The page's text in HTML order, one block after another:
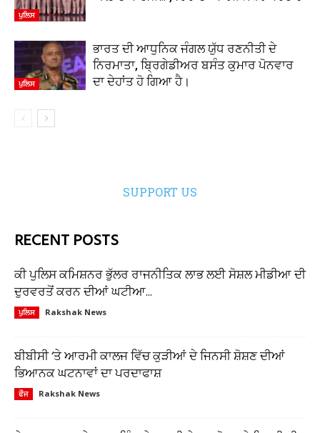
ਪੁਲਿਸ
ਪੁਲਿਸ
ਭਾਰਤ ਦੀ ਆਧੁਨਿਕ ਜੰਗਲ ਯੁੱਧ ਰਣਨੀਤੀ ਦੇ
ਨਿਰਮਾਤਾ, ਬ੍ਰਿਗੇਡੀਅਰ ਬਸੰਤ ਕੁਮਾਰ ਪੋਨਵਾਰ
ਦਾ ਦੇਹਾਂਤ ਹੋ ਗਿਆ ਹੈ।
SUPPORT US
RECENT POSTS
ਕੀ ਪੁਲਿਸ ਕਮਿਸ਼ਨਰ ਭੁੱਲਰ ਰਾਜਨੀਤਿਕ ਲਾਭ ਲਈ ਸੋਸ਼ਲ ਮੀਡੀਆ ਦੀ
ਦੁਰਵਰਤੋਂ ਕਰਨ ਦੀਆਂ ਘਟੀਆ...
ਪੁਲਿਸ Rakshak News
ਬੀਬੀਸੀ ‘ਤੇ ਆਰਮੀ ਕਾਲਜ ਵਿੱਚ ਕੁੜੀਆਂ ਦੇ ਜਿਨਸੀ ਸ਼ੋਸ਼ਣ ਦੀਆਂ
ਭਿਆਨਕ ਘਟਨਾਵਾਂ ਦਾ ਪਰਦਾਫਾਸ਼
ਫੌਜ Rakshak News